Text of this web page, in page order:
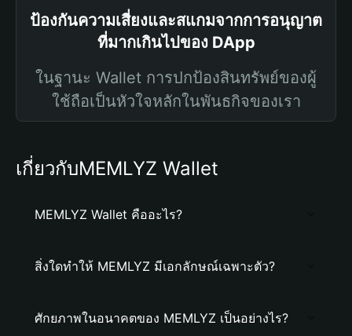
ป้องกันความเสี่ยงและสแกมจากการอนุญาต
ที่มากเกินไปของ DApp
ในฐานะ Wallet การปกป้องสินทรัพย์ของผู้
ใช้ถือเป็นหัวใจหลักในพันธกิจของเรา
เกี่ยวกับMEMLYZ Wallet
MEMLYZ Wallet คืออะไร?
สิ่งใดทำให้ MEMLYZ มีเอกลักษณ์เฉพาะตัว?
ศักยภาพในอนาคตของ MEMLYZ เป็นอย่างไร?